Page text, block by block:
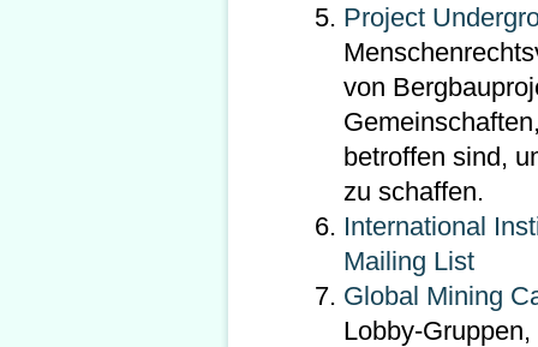
Project
von
betroffen sind,
zu schaffen.
International
Mailing List
Global Mining
Lobby-